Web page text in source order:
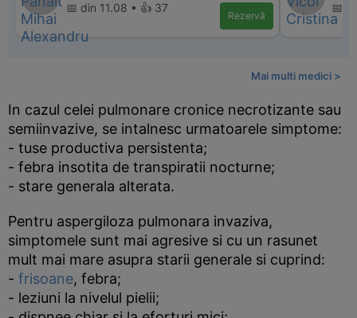
📅 din 11.08 • 👍 37
Rezervă
📅
Mai multi medici >
In cazul celei pulmonare cronice necrotizante sau
semiinvazive, se intalnesc urmatoarele simptome:
- tuse productiva persistenta;
- febra insotita de transpiratii nocturne;
- stare generala alterata.
Pentru aspergiloza pulmonara invaziva,
simptomele sunt mai agresive si cu un rasunet
mult mai mare asupra starii generale si cuprind:
- frisoane, febra;
- leziuni la nivelul pielii;